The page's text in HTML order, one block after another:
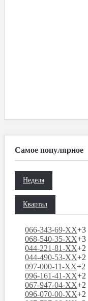
Самое популярное
Неделя
Квартал
066-343-69-XX+3
068-540-35-XX+3
044-221-81-XX+2
044-490-53-XX+2
097-000-11-XX+2
096-161-41-XX+2
067-947-04-XX+2
096-070-00-XX+2